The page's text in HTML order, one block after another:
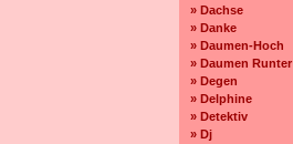
» Dachse
» Danke
» Daumen-Hoch
» Daumen Runter
» Degen
» Delphine
» Detektiv
» Dj